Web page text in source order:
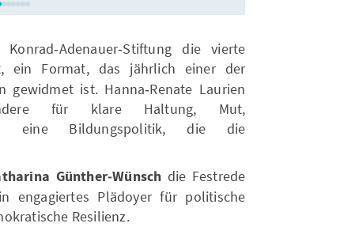
die vierte
Format, das jährlich einer der
ist. Hanna‑Renate Laurien
für klare Haltung, Mut,
eine Bildungspolitik, die die
Günther‑Wünsch die Festrede
Plädoyer für politische
Resilienz.